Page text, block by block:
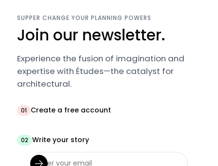
SUPPER CHANGE YOUR PLANNING POWERS
Join our newsletter.
Experience the fusion of imagination and
expertise with Études—the catalyst for
architectural.
01 Create a free account
02 Write your story